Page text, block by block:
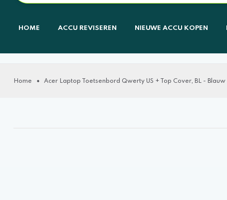
HOME ACCU REVISEREN NIEUWE ACCU KOPEN
Home Acer Laptop Toetsenbord Qwerty US + Top Cover, BL - Blauw